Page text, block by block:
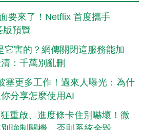
要來了！Netflix 首度攜手
版預覽
它害的？網傳關閉這服務能加
：千萬別亂刪
塞更多工作！過來人曝光：為什
分享怎麼使用AI
重啟、進度條卡住別嚇壞！微